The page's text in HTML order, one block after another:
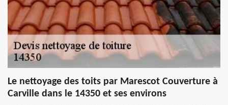
Le nettoyage des toits par Marescot Couverture à
Carville dans le 14350 et ses environs